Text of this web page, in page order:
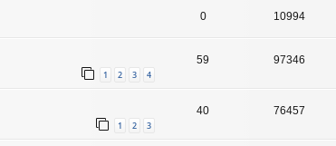
0 10994
1 2 3 4
59 97346
1 2 3
40 76457